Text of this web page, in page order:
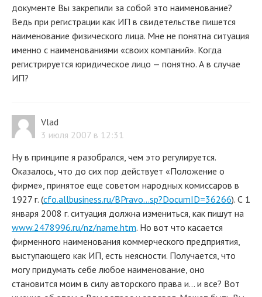
документе Вы закрепили за собой это наименование?
Ведь при регистрации как ИП в свидетельстве пишется
наименование физического лица. Мне не понятна ситуация
именно с наименованиями «своих компаний». Когда
регистрируется юридическое лицо — понятно. А в случае
ИП?
Vlad
3 июля 2007 в 12:31
Ну в принципе я разобрался, чем это регулируется.
Оказалось, что до сих пор действует «Положение о
фирме», принятое еще советом народных комиссаров в
1927 г. (cfo.allbusiness.ru/BPravo...sp?DocumID=36266). С 1
января 2008 г. ситуация должна измениться, как пишут на
www.2478996.ru/nz/name.htm. Но вот что касается
фирменного наименования коммерческого предприятия,
выступающего как ИП, есть неясности. Получается, что
могу придумать себе любое наименование, оно
становится моим в силу авторского права и... и все? Вот